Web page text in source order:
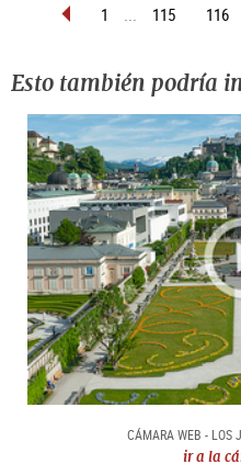
retroceder
página
1 ... 115 116
Esto también podría
CÁMARA WEB - LOS
ir a la